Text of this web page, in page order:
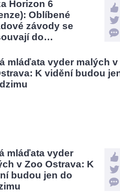
Horizon 6
Oblíbené
závody se
do…
mláďata vyder
v Zoo Ostrava: K
budou jen do